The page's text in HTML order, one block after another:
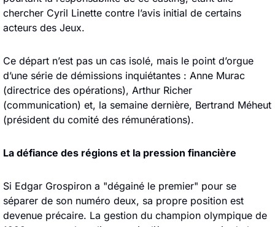
chercher Cyril Linette contre l’avis initial de certains
acteurs des Jeux.
Ce départ n’est pas un cas isolé, mais le point d’orgue
d’une série de démissions inquiétantes : Anne Murac
(directrice des opérations), Arthur Richer
(communication) et, la semaine dernière, Bertrand Méheut
(président du comité des rémunérations).
La défiance des régions et la pression financière
Si Edgar Grospiron a "dégainé le premier" pour se
séparer de son numéro deux, sa propre position est
devenue précaire. La gestion du champion olympique de